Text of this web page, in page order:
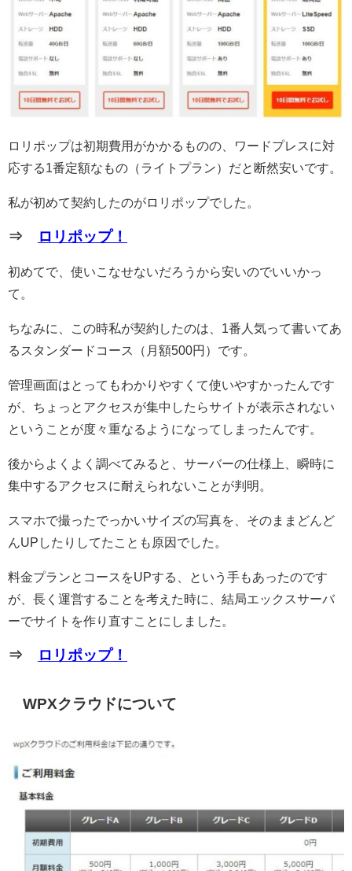
ロリポップは初期費用がかかるものの、ワードプレスに対
応する1番定額なもの（ライトプラン）だと断然安いです。
私が初めて契約したのがロリポップでした。
⇒ ロリポップ！
初めてで、使いこなせないだろうから安いのでいいかっ
て。
ちなみに、この時私が契約したのは、1番人気って書いてあ
るスタンダードコース（月額500円）です。
管理画面はとってもわかりやすくて使いやすかったんです
が、ちょっとアクセスが集中したらサイトが表示されない
ということが度々重なるようになってしまったんです。
後からよくよく調べてみると、サーバーの仕様上、瞬時に
集中するアクセスに耐えられないことが判明。
スマホで撮ったでっかいサイズの写真を、そのままどんど
んUPしたりしてたことも原因でした。
料金プランとコースをUPする、という手もあったのです
が、長く運営することを考えた時に、結局エックスサーバ
ーでサイトを作り直すことにしました。
⇒ ロリポップ！
WPXクラウドについて